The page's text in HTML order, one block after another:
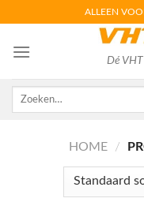
content
ALLEEN
Dé
Zoeken
HOME /